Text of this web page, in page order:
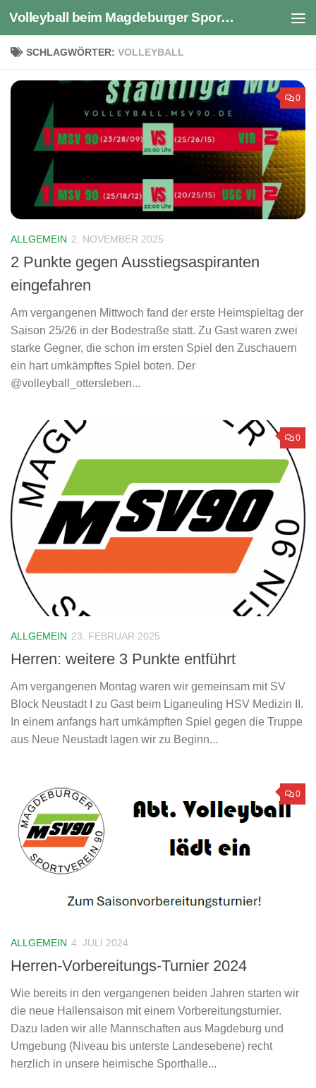
Zum Inhalt springen Volleyball beim Magdeburger Sportverein 1990 e.V.
SCHLAGWÖRTER: VOLLEYBALL
0
ALLGEMEIN 2. NOVEMBER 2025
2 Punkte gegen Ausstiegsaspiranten
eingefahren
Am vergangenen Mittwoch fand der erste Heimspieltag der
Saison 25/26 in der Bodestraße statt. Zu Gast waren zwei
starke Gegner, die schon im ersten Spiel den Zuschauern
ein hart umkämpftes Spiel boten. Der
@volleyball_ottersleben...
0
ALLGEMEIN 23. FEBRUAR 2025
Herren: weitere 3 Punkte entführt
Am vergangenen Montag waren wir gemeinsam mit SV
Block Neustadt I zu Gast beim Liganeuling HSV Medizin II.
In einem anfangs hart umkämpften Spiel gegen die Truppe
aus Neue Neustadt lagen wir zu Beginn...
0
ALLGEMEIN 4. JULI 2024
Herren-Vorbereitungs-Turnier 2024
Wie bereits in den vergangenen beiden Jahren starten wir
die neue Hallensaison mit einem Vorbereitungsturnier.
Dazu laden wir alle Mannschaften aus Magdeburg und
Umgebung (Niveau bis unterste Landesebene) recht
herzlich in unsere heimische Sporthalle...